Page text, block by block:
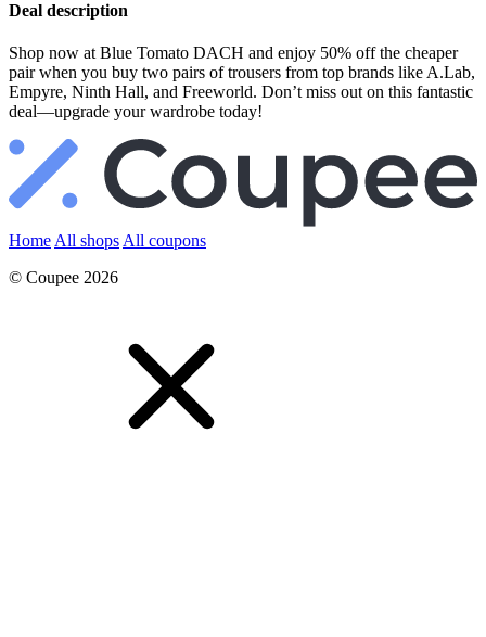
Deal description
Shop now at Blue Tomato DACH and enjoy 50% off the cheaper
pair when you buy two pairs of trousers from top brands like A.Lab,
Empyre, Ninth Hall, and Freeworld. Don’t miss out on this fantastic
deal—upgrade your wardrobe today!
Home All shops All coupons
© Coupee 2026